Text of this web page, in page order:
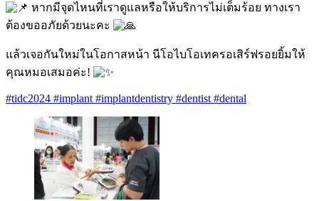
หากมีจุดไหนที่เราดูแลหรือให้บริการไม่เต็มร้อย ทางเรา
ต้องขออภัยด้วยนะคะ
แล้วเจอกันใหม่ในโอกาสหน้า นีโอไบโอเทครอเสิร์ฟรอยยิ้มให้
คุณหมอเสมอค่ะ!
#tidc2024 #implant #implantdentistry #dentist #dental